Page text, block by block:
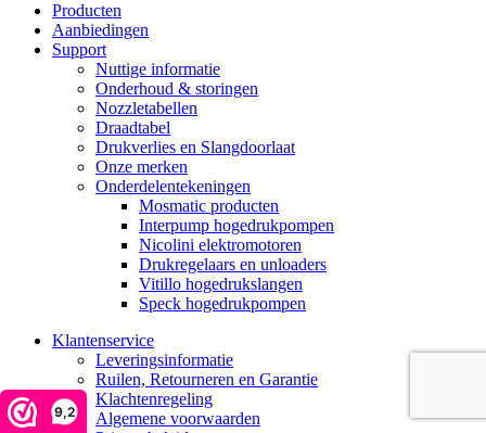
9,2
Producten
Aanbiedingen
Support
Nuttige informatie
Onderhoud & storingen
Nozzletabellen
Draadtabel
Drukverlies en Slangdoorlaat
Onze merken
Onderdelentekeningen
Mosmatic producten
Interpump hogedrukpompen
Nicolini elektromotoren
Drukregelaars en unloaders
Vitillo hogedrukslangen
Speck hogedrukpompen
Klantenservice
Leveringsinformatie
Ruilen, Retourneren en Garantie
Klachtenregeling
Algemene voorwaarden